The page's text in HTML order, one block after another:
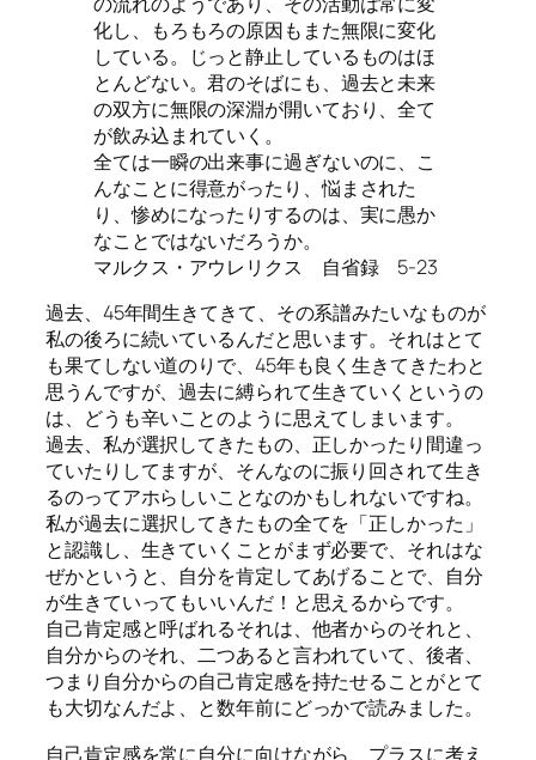
化し、もろもろの原因もまた無限に変化
している。じっと静止しているものはほ
とんどない。君のそばにも、過去と未来
の双方に無限の深淵が開いており、全て
が飲み込まれていく。
全ては一瞬の出来事に過ぎないのに、こ
んなことに得意がったり、悩まされた
り、惨めになったりするのは、実に愚か
なことではないだろうか。
マルクス・アウレリクス 自省録 5-23
過去、45年間生きてきて、その系譜みたいなものが
私の後ろに続いているんだと思います。それはとて
も果てしない道のりで、45年も良く生きてきたわと
思うんですが、過去に縛られて生きていくというの
は、どうも辛いことのように思えてしまいます。
過去、私が選択してきたもの、正しかったり間違っ
ていたりしてますが、そんなのに振り回されて生き
るのってアホらしいことなのかもしれないですね。
私が過去に選択してきたもの全てを「正しかった」
と認識し、生きていくことがまず必要で、それはな
ぜかというと、自分を肯定してあげることで、自分
が生きていってもいいんだ！と思えるからです。
自己肯定感と呼ばれるそれは、他者からのそれと、
自分からのそれ、二つあると言われていて、後者、
つまり自分からの自己肯定感を持たせることがとて
も大切なんだよ、と数年前にどっかで読みました。
自己肯定感を常に自分に向けながら、プラスに考え